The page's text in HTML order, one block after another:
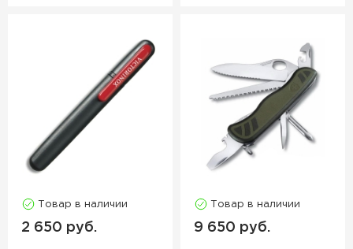
Товар в наличии
2 650 руб.
Товар в наличии
9 650 руб.